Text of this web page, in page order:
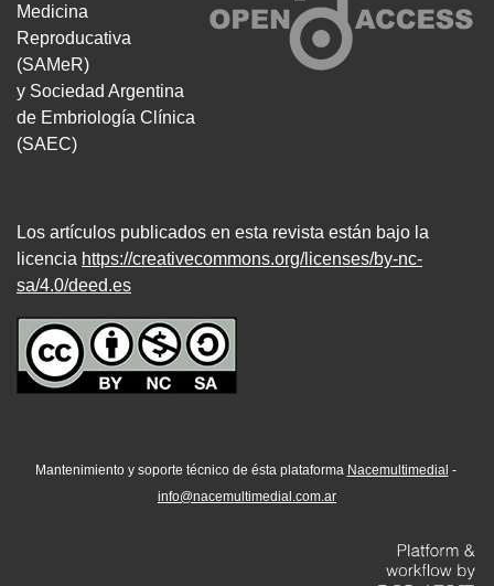
Medicina
Reproducativa
(SAMeR)
y Sociedad Argentina
de Embriología Clínica
(SAEC)
Los artículos publicados en esta revista están bajo la
licencia https://creativecommons.org/licenses/by-nc-
sa/4.0/deed.es
Mantenimiento y soporte técnico de ésta plataforma Nacemultimedial -
info@nacemultimedial.com.ar